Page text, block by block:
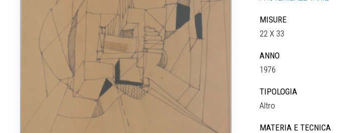
MISURE
22 X 33
ANNO
1976
TIPOLOGIA
Altro
MATERIA E TECNICA